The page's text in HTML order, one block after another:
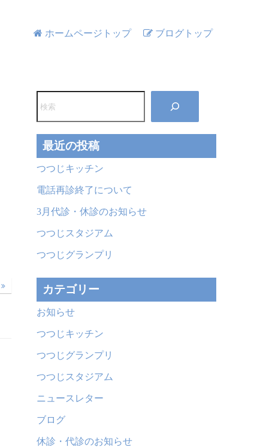
ホームページトップ ブログトップ
索
最近の投稿
つつじキッチン
電話再診終了について
3月代診・休診のお知らせ
つつじスタジアム
つつじグランプリ
カテゴリー
お知らせ
つつじキッチン
つつじグランプリ
つつじスタジアム
ニュースレター
ブログ
休診・代診のお知らせ